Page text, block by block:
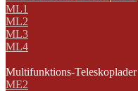
ML1
ML2
ML3
ML4
Multifunktions-
ME2